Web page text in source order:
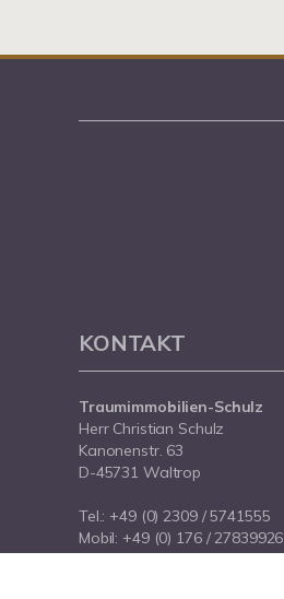
KONTAKT
Traumimmobilien-Schulz
Herr Christian Schulz
Kanonenstr. 63
D-45731 Waltrop
Tel.: +49 (0) 2309 / 5741555
Mobil: +49 (0) 176 / 27839926
E-Mail: